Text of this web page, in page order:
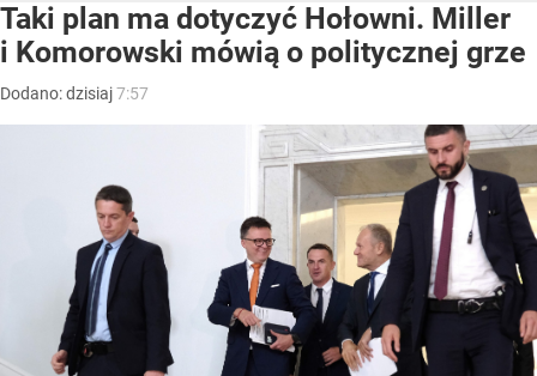
Taki plan ma dotyczyć Hołowni. Miller
i Komorowski mówią o politycznej grze
Dodano:dzisiaj7:57